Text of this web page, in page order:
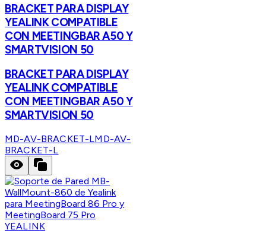
BRACKET PARA DISPLAY
YEALINK COMPATIBLE
CON MEETINGBAR A50 Y
SMARTVISION 50
BRACKET PARA DISPLAY
YEALINK COMPATIBLE
CON MEETINGBAR A50 Y
SMARTVISION 50
MD-AV-BRACKET-LMD-AV-
BRACKET-L
YEALINK